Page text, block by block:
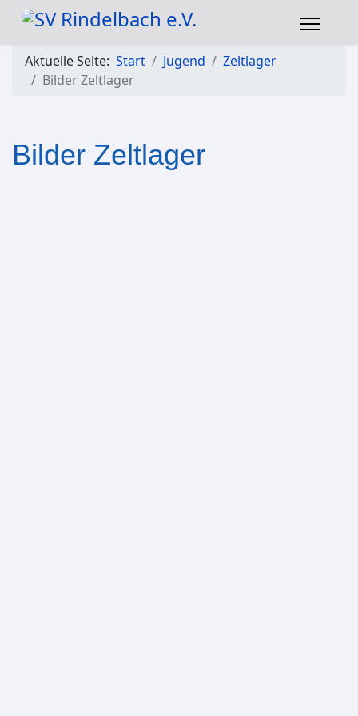
Aktuelle Seite: Start Jugend
Zeltlager
Bilder Zeltlager
Bilder Zeltlager